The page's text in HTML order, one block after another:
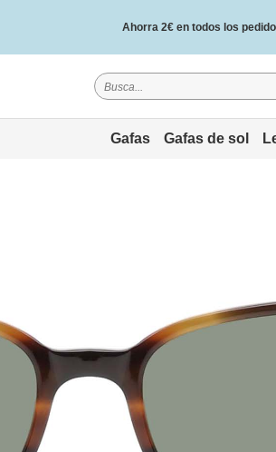
Ahorra 2€ en todos los
2 años de garantía de
Gafas Gafas de sol